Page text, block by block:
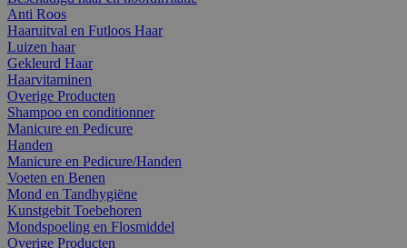
Anti Roos
Haaruitval en Futloos Haar
Luizen haar
Gekleurd Haar
Haarvitaminen
Overige Producten
Shampoo en conditionner
Manicure en Pedicure
Handen
Manicure en Pedicure/Handen
Voeten en Benen
Mond en Tandhygiëne
Kunstgebit Toebehoren
Mondspoeling en Flosmiddel
Overige Producten